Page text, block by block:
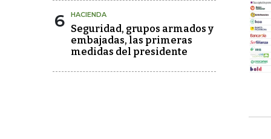
6 HACIENDA
Seguridad, grupos armados y
embajadas, las primeras
medidas del presidente